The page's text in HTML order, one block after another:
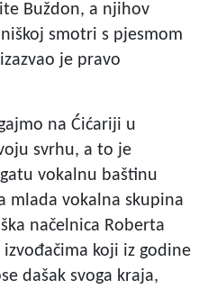
Buždon, a njihov
smotri s pjesmom
je pravo
na Ćićariji u
svrhu, a to je
vokalnu baštinu
mlada vokalna skupina
načelnica Roberta
koji iz godine
dašak svoga kraja,